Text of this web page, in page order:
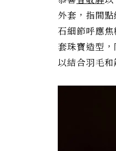
外套，指間
石細節呼應
套珠寶造型
以結合羽毛